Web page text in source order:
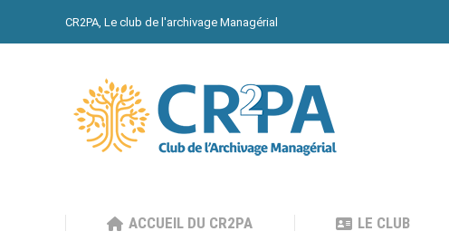
CR2PA, Le club de l'archivage Managérial
ACCUEIL DU CR2PA LE CLUB
ACCUEIL DU CR2PA